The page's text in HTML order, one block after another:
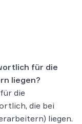
für die
liegen?
die
die bei
liegen.